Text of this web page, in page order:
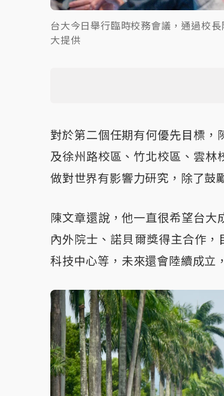
台大今日舉行臨時校務會議，通過校
大提供
對於第二個任期有何優先目標，
及徐州路校區、竹北校區、雲林
做對世界有影響力研究，除了鼓
陳文章還說，他一直很希望台大
內外院士、諾貝爾獎得主合作
科技中心等，未來還會陸續成立